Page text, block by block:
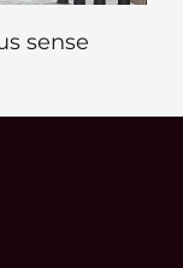
sense